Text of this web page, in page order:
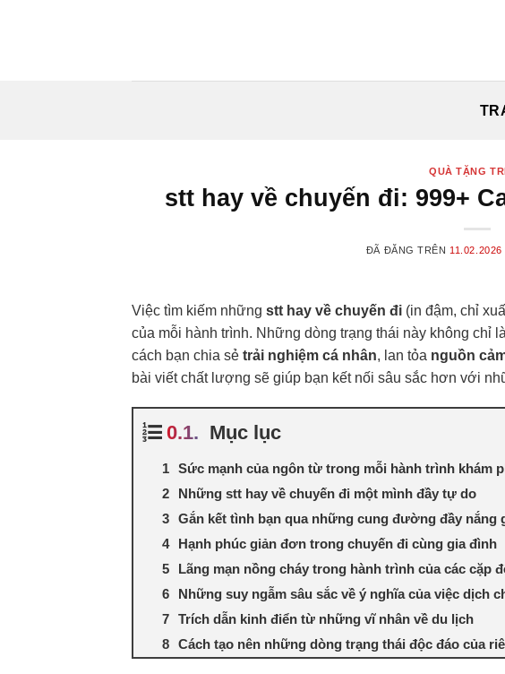
QUÀ TẶNG
stt hay về chuyến đi: 999+
ĐÃ ĐĂNG TRÊN 11.02.2026
Việc tìm kiếm những stt hay về chuyến đi (in đậm, chỉ
của mỗi hành trình. Những dòng trạng thái này không chỉ
cách bạn chia sẻ trải nghiệm cá nhân, lan tỏa nguồn
bài viết chất lượng sẽ giúp bạn kết nối sâu sắc hơn với
Mục lục
Sức mạnh của ngôn từ trong mỗi hành trình khám
Những stt hay về chuyến đi một mình đầy tự do
Gắn kết tình bạn qua những cung đường đầy nắng
Hạnh phúc giản đơn trong chuyến đi cùng gia đình
Lãng mạn nồng cháy trong hành trình của các cặp
Những suy ngẫm sâu sắc về ý nghĩa của việc dịch
Trích dẫn kinh điển từ những vĩ nhân về du lịch
Cách tạo nên những dòng trạng thái độc đáo của